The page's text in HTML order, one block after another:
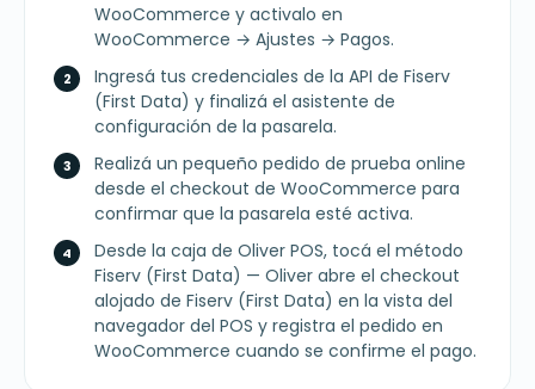
WooCommerce y activalo en
WooCommerce → Ajustes → Pagos.
Ingresá tus credenciales de la API de Fiserv
(First Data) y finalizá el asistente de
configuración de la pasarela.
Realizá un pequeño pedido de prueba online
desde el checkout de WooCommerce para
confirmar que la pasarela esté activa.
Desde la caja de Oliver POS, tocá el método
Fiserv (First Data) — Oliver abre el checkout
alojado de Fiserv (First Data) en la vista del
navegador del POS y registra el pedido en
WooCommerce cuando se confirme el pago.